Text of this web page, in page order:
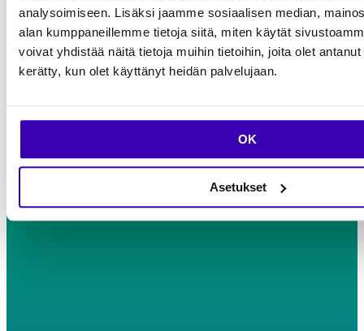
analysoimiseen. Lisäksi jaamme sosiaalisen median,
alan kumppaneillemme tietoja siitä, miten käytät
voivat yhdistää näitä tietoja muihin tietoihin, joita olet
kerätty, kun olet käyttänyt heidän palvelujaan.
OK
Asetukset